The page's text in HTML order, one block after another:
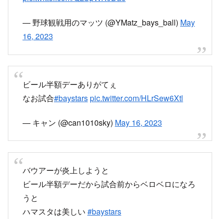
— 野球観戦用のマッツ (@YMatz_bays_ball) May
16, 2023
ビール半額デーありがてぇ
なお試合#baystarspic.twitter.com/HLrSew6Xtl
— キャン (@can1010sky) May 16, 2023
バウアーが炎上しようと
ビール半額デーだから試合前からベロベロになろ
うと
ハマスタは美しい #baystars